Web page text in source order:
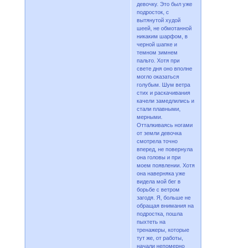
девочку. Это был уже
подросток, с
вытянутой худой
шеей, не обмотанной
никаким шарфом, в
черной шапке и
темном зимнем
пальто. Хотя при
свете дня оно вполне
могло оказаться
голубым. Шум ветра
стих и раскачивания
качели замедлились и
стали плавными,
мерными.
Отталкиваясь ногами
от земли девочка
смотрела точно
вперед, не повернула
она головы и при
моем появлении. Хотя
она наверняка уже
видела мой бег в
борьбе с ветром
загодя. Я, больше не
обращая внимания на
подростка, пошла
пыхтеть на
тренажеры, которые
тут же, от работы,
начали непомерно